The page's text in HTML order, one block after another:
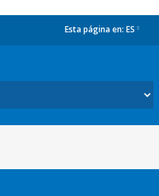
Esta página en: ES